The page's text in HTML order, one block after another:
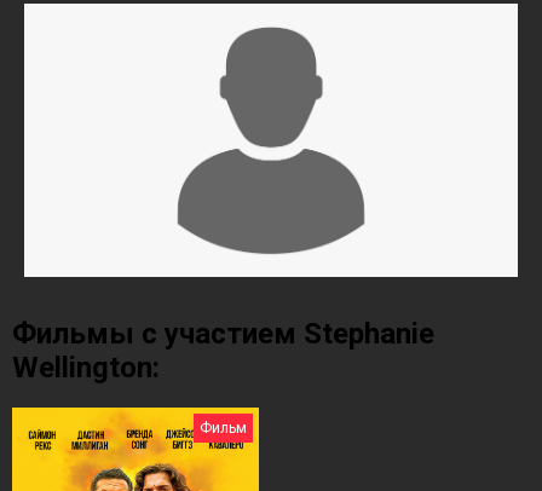
Фильмы с участием Stephanie
Wellington:
Фильм